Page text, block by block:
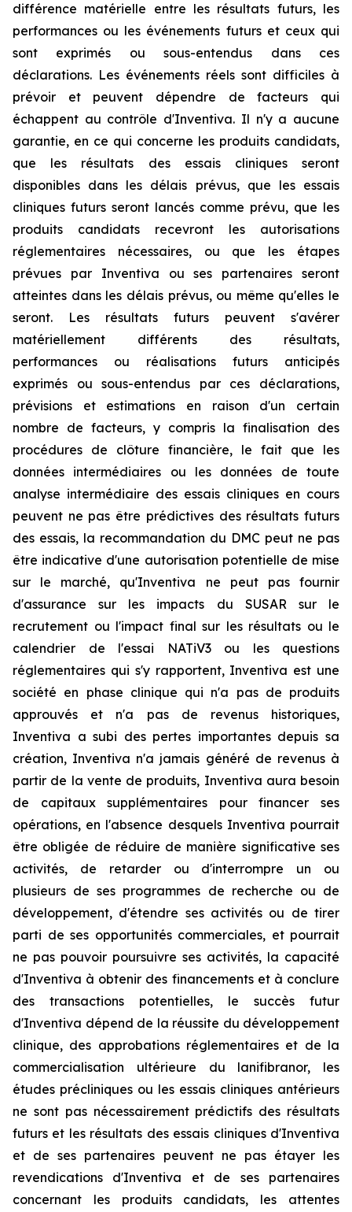
différence matérielle entre les résultats futurs, les
performances ou les événements futurs et ceux qui
sont exprimés ou sous-entendus dans ces
déclarations. Les événements réels sont difficiles à
prévoir et peuvent dépendre de facteurs qui
échappent au contrôle d'Inventiva. Il n'y a aucune
garantie, en ce qui concerne les produits candidats,
que les résultats des essais cliniques seront
disponibles dans les délais prévus, que les essais
cliniques futurs seront lancés comme prévu, que les
produits candidats recevront les autorisations
réglementaires nécessaires, ou que les étapes
prévues par Inventiva ou ses partenaires seront
atteintes dans les délais prévus, ou même qu'elles le
seront. Les résultats futurs peuvent s'avérer
matériellement différents des résultats,
performances ou réalisations futurs anticipés
exprimés ou sous-entendus par ces déclarations,
prévisions et estimations en raison d'un certain
nombre de facteurs, y compris la finalisation des
procédures de clôture financière, le fait que les
données intermédiaires ou les données de toute
analyse intermédiaire des essais cliniques en cours
peuvent ne pas être prédictives des résultats futurs
des essais, la recommandation du DMC peut ne pas
être indicative d'une autorisation potentielle de mise
sur le marché, qu'Inventiva ne peut pas fournir
d'assurance sur les impacts du SUSAR sur le
recrutement ou l'impact final sur les résultats ou le
calendrier de l'essai NATiV3 ou les questions
réglementaires qui s'y rapportent, Inventiva est une
société en phase clinique qui n'a pas de produits
approuvés et n'a pas de revenus historiques,
Inventiva a subi des pertes importantes depuis sa
création, Inventiva n'a jamais généré de revenus à
partir de la vente de produits, Inventiva aura besoin
de capitaux supplémentaires pour financer ses
opérations, en l'absence desquels Inventiva pourrait
être obligée de réduire de manière significative ses
activités, de retarder ou d'interrompre un ou
plusieurs de ses programmes de recherche ou de
développement, d'étendre ses activités ou de tirer
parti de ses opportunités commerciales, et pourrait
ne pas pouvoir poursuivre ses activités, la capacité
d'Inventiva à obtenir des financements et à conclure
des transactions potentielles, le succès futur
d'Inventiva dépend de la réussite du développement
clinique, des approbations réglementaires et de la
commercialisation ultérieure du lanifibranor, les
études précliniques ou les essais cliniques antérieurs
ne sont pas nécessairement prédictifs des résultats
futurs et les résultats des essais cliniques d'Inventiva
et de ses partenaires peuvent ne pas étayer les
revendications d'Inventiva et de ses partenaires
concernant les produits candidats, les attentes